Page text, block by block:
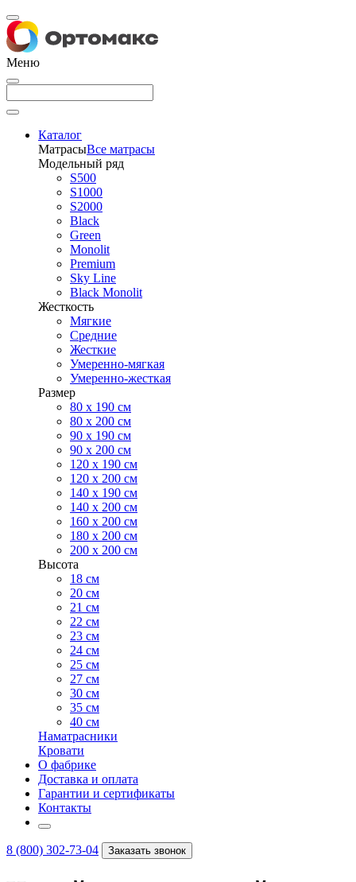
Меню
Каталог
МатрасыВсе матрасы
Модельный ряд
S500
S1000
S2000
Black
Green
Monolit
Premium
Sky Line
Black Monolit
Жесткость
Мягкие
Средние
Жесткие
Умеренно-мягкая
Умеренно-жесткая
Размер
80 х 190 см
80 х 200 см
90 х 190 см
90 х 200 см
120 х 190 см
120 х 200 см
140 х 190 см
140 х 200 см
160 х 200 см
180 х 200 см
200 х 200 см
Высота
18 см
20 см
21 см
22 см
23 см
24 см
25 см
27 см
30 см
35 см
40 см
Наматрасники
Кровати
О фабрике
Доставка и оплата
Гарантии и сертификаты
Контакты
8 (800) 302-73-04 Заказать звонок